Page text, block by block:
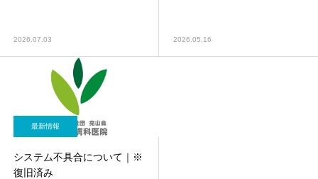
2026.07.03 2026.05.16
最新情報
システム不具合について｜※
復旧済み